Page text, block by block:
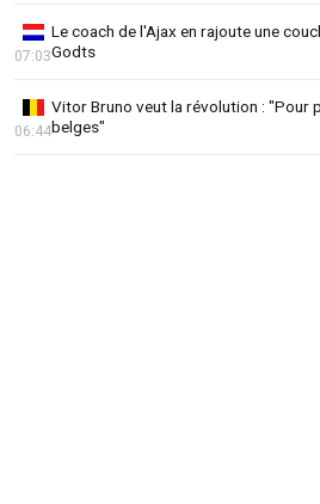
Le coach de l'Ajax en rajoute une
Godts
07:03
Vitor Bruno veut la révolution : "Pour
belges"
06:44